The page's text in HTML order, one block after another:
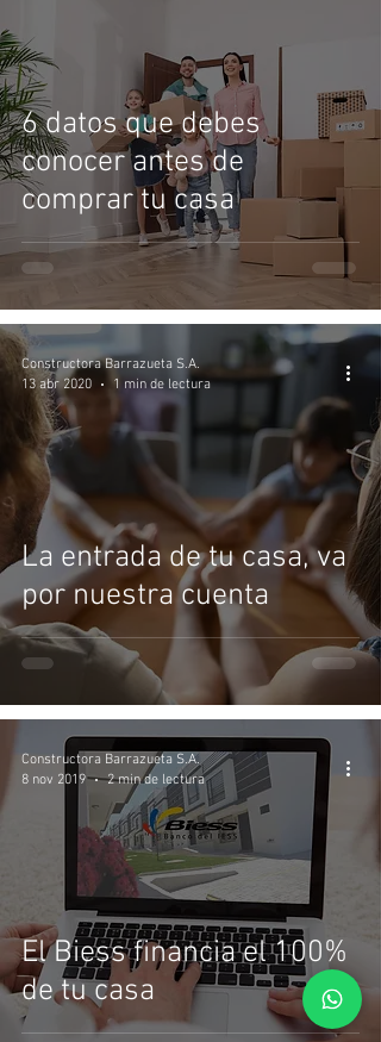
6 datos que debes
conocer antes de
comprar tu casa
La entrada de tu casa, va
por nuestra cuenta
Constructora Barrazueta S.A.
13 abr 2020
1 min de lectura
El Biess financia el 100%
de tu casa
Constructora Barrazueta S.A.
8 nov 2019
2 min de lectura